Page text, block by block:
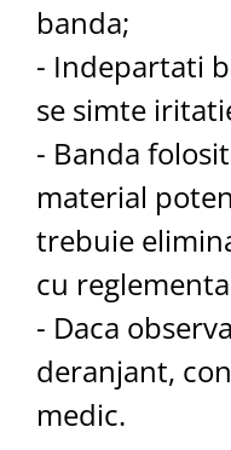
banda;
- Indepartati
se simte
- Banda
material
trebuie
cu
- Daca
deranjant,
medic.